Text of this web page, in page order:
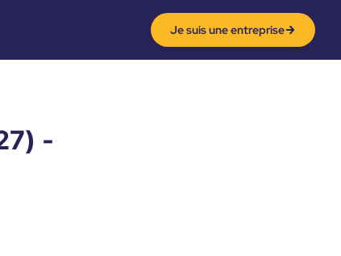
Je suis une entreprise
-